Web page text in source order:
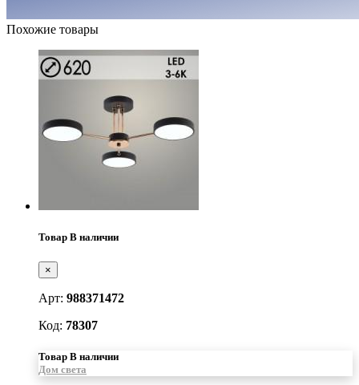
Похожие товары
Товар В наличии
×
Арт: 988371472
Код: 78307
Товар В наличии
Дом света